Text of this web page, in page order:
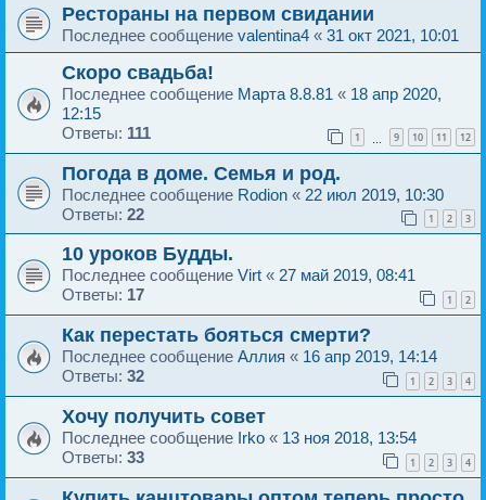
Рестораны на первом свидании
Последнее сообщение valentina4 « 31 окт 2021, 10:01
Скоро свадьба!
Последнее сообщение Марта 8.8.81 « 18 апр 2020,
12:15
Ответы: 111 1 9 10 11 12
Погода в доме. Семья и род.
Последнее сообщение Rodion « 22 июл 2019, 10:30
Ответы: 22 1 2 3
10 уроков Будды.
Последнее сообщение Virt « 27 май 2019, 08:41
Ответы: 17 1 2
Как перестать бояться смерти?
Последнее сообщение Аллия « 16 апр 2019, 14:14
Ответы: 32 1 2 3 4
Хочу получить совет
Последнее сообщение Irko « 13 ноя 2018, 13:54
Ответы: 33 1 2 3 4